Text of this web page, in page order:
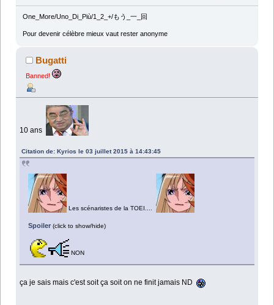
One_More/Uno_Di_Più/1_2_+/もう_一_回
Pour devenir célèbre mieux vaut rester anonyme
Bugatti
Banned!
10 ans
Citation de: Kyrios le 03 juillet 2015 à 14:43:45
Les scénaristes de la TOEI....
Spoiler (click to show/hide)
NON
ça je sais mais c'est soit ça soit on ne finit jamais ND